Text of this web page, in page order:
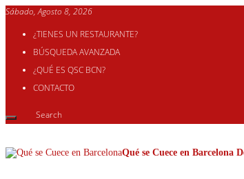
Sábado, Agosto 8, 2026
¿TIENES UN RESTAURANTE?
BÚSQUEDA AVANZADA
¿QUÉ ES QSC BCN?
CONTACTO
Qué se Cuece en Barcelona